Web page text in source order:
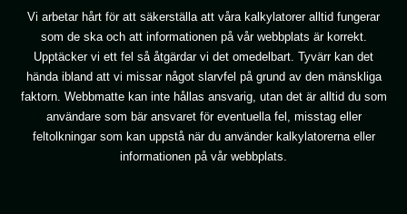
Vi arbetar hårt för att säkerställa att våra kalkylatorer alltid fungerar
som de ska och att informationen på vår webbplats är korrekt.
Upptäcker vi ett fel så åtgärdar vi det omedelbart. Tyvärr kan det
hända ibland att vi missar något slarvfel på grund av den mänskliga
faktorn. Webbmatte kan inte hållas ansvarig, utan det är alltid du som
användare som bär ansvaret för eventuella fel, misstag eller
feltolkningar som kan uppstå när du använder kalkylatorerna eller
informationen på vår webbplats.